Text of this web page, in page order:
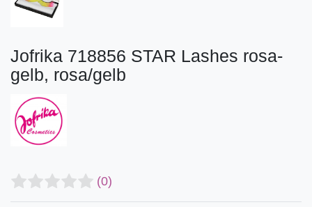
Jofrika 718856 STAR Lashes rosa-
gelb, rosa/gelb
(0)